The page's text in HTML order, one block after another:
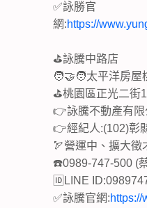
✅詠勝官
網:https://
⛳詠騰中路店
🧑‍🤝‍🧑太平洋房屋
⛳桃園區正光二街
👉詠騰不動產有限
👉經紀人:(102)彰
🏹營運中、擴大徵
☎️0989-747-500 (
🆔LINE
✅詠騰官網:https://